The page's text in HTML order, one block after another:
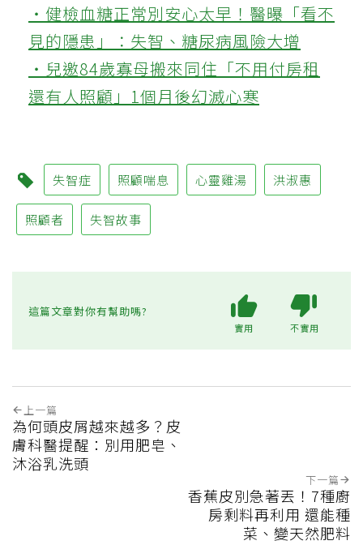
‧健檢血糖正常別安心太早！醫曝「看不
見的隱患」：失智、糖尿病風險大增
‧兒邀84歲寡母搬來同住「不用付房租
還有人照顧」1個月後幻滅心寒
失智症 照顧喘息 心靈雞湯 洪淑惠
照顧者 失智故事
這篇文章對你有幫助嗎?
實用 不實用
上一篇
為何頭皮屑越來越多？皮
膚科醫提醒：別用肥皂、
沐浴乳洗頭
下一篇
香蕉皮別急著丟！7種廚
房剩料再利用 還能種
菜、變天然肥料